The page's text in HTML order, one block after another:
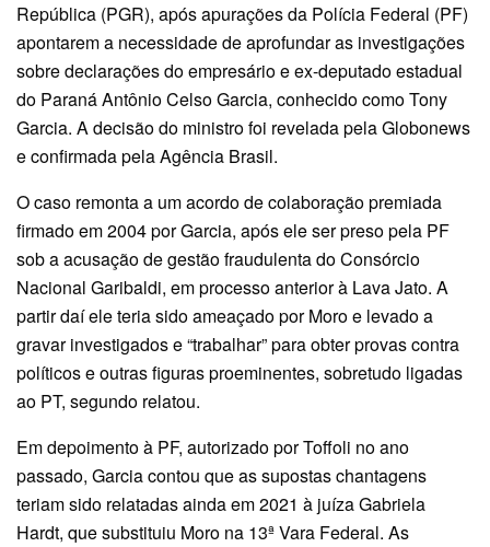
República (PGR), após apurações da Polícia Federal (PF)
apontarem a necessidade de aprofundar as investigações
sobre declarações do empresário e ex-deputado estadual
do Paraná Antônio Celso Garcia, conhecido como Tony
Garcia. A decisão do ministro foi revelada pela Globonews
e confirmada pela Agência Brasil.
O caso remonta a um acordo de colaboração premiada
firmado em 2004 por Garcia, após ele ser preso pela PF
sob a acusação de gestão fraudulenta do Consórcio
Nacional Garibaldi, em processo anterior à Lava Jato. A
partir daí ele teria sido ameaçado por Moro e levado a
gravar investigados e “trabalhar” para obter provas contra
políticos e outras figuras proeminentes, sobretudo ligadas
ao PT, segundo relatou.
Em depoimento à PF, autorizado por Toffoli no ano
passado, Garcia contou que as supostas chantagens
teriam sido relatadas ainda em 2021 à juíza Gabriela
Hardt, que substituiu Moro na 13ª Vara Federal. As